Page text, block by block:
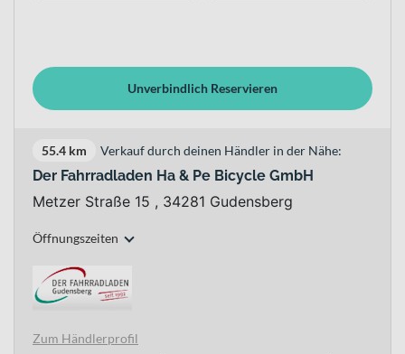
Unverbindlich Reservieren
55.4 km Verkauf durch deinen Händler in der Nähe:
Der Fahrradladen Ha & Pe Bicycle GmbH
Metzer Straße 15 , 34281 Gudensberg
Öffnungszeiten
Zum Händlerprofil